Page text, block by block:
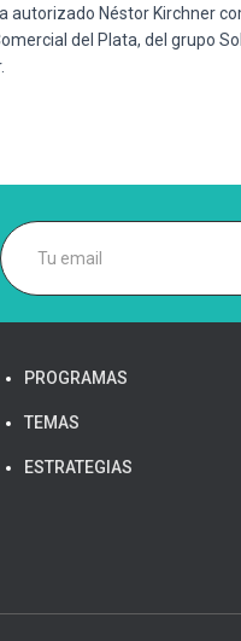
autorizado Néstor Kirchner
del Plata, del grupo
PROGRAMAS
TEMAS
ESTRATEGIAS